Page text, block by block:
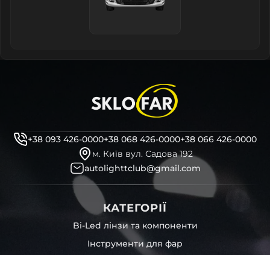
+38 093 426-0000+38 068 426-0000+38 066 426-0000
м. Київ вул. Садова 192
autolighttclub@gmail.com
КАТЕГОРІЇ
Bi-Led лінзи та компоненти
Інструменти для фар